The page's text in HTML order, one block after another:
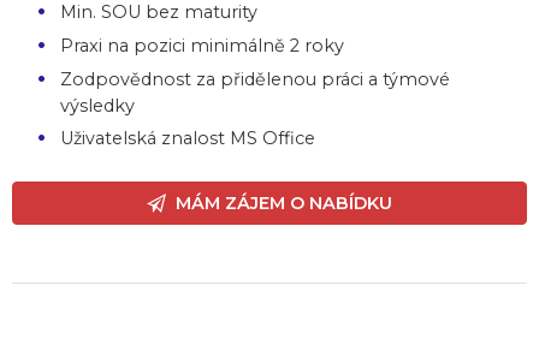
Min. SOU bez maturity
Praxi na pozici minimálně 2 roky
Zodpovědnost za přidělenou práci a týmové
výsledky
Uživatelská znalost MS Office
MÁM ZÁJEM O NABÍDKU